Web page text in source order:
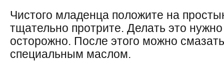
Чистого младенца положите на
тщательно протрите. Делать это
осторожно. После этого можно
специальным маслом.